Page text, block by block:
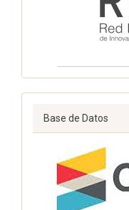
Base de Datos